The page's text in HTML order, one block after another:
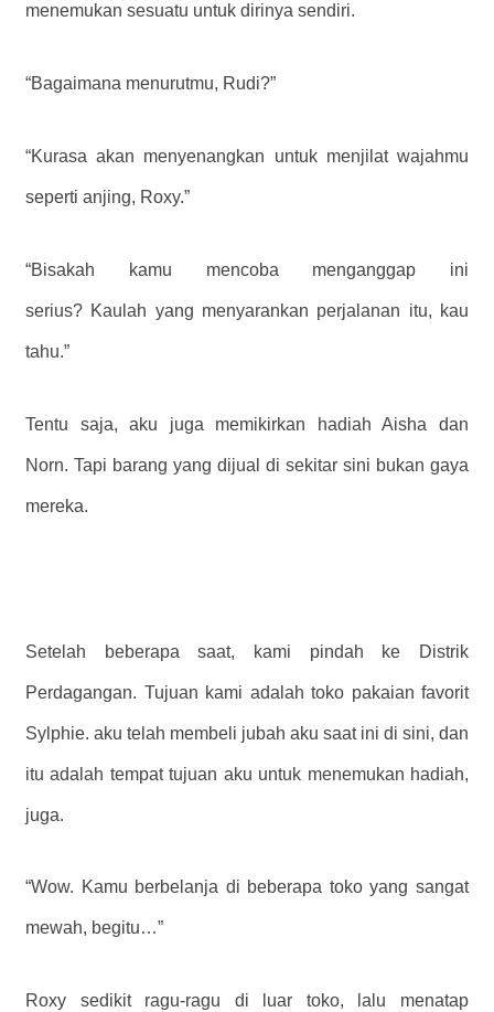
menemukan sesuatu untuk dirinya sendiri.
“Bagaimana menurutmu, Rudi?”
“Kurasa akan menyenangkan untuk menjilat wajahmu
seperti anjing, Roxy.”
“Bisakah kamu mencoba menganggap ini
serius? Kaulah yang menyarankan perjalanan itu, kau
tahu.”
Tentu saja, aku juga memikirkan hadiah Aisha dan
Norn. Tapi barang yang dijual di sekitar sini bukan gaya
mereka.
Setelah beberapa saat, kami pindah ke Distrik
Perdagangan. Tujuan kami adalah toko pakaian favorit
Sylphie. aku telah membeli jubah aku saat ini di sini, dan
itu adalah tempat tujuan aku untuk menemukan hadiah,
juga.
“Wow. Kamu berbelanja di beberapa toko yang sangat
mewah, begitu…”
Roxy sedikit ragu-ragu di luar toko, lalu menatap